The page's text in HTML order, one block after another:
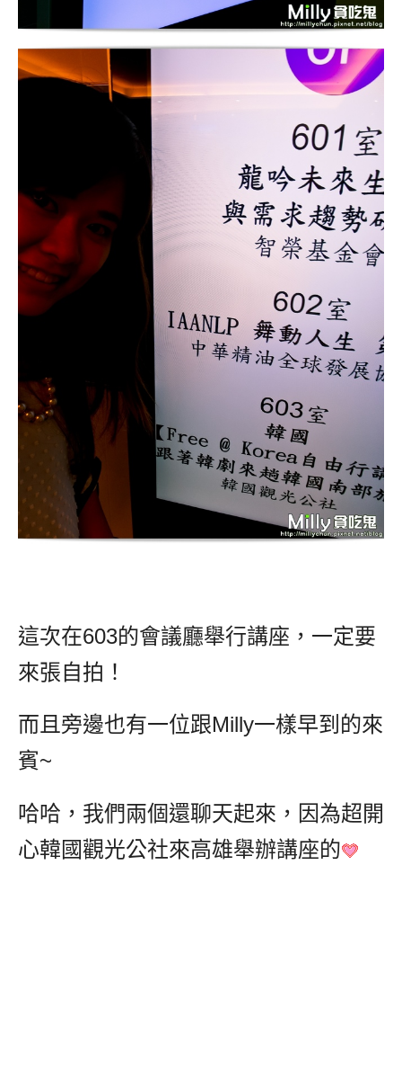
這次在603的會議廳舉行講座，一定要
來張自拍！
而且旁邊也有一位跟Milly一樣早到的來
賓~
哈哈，我們兩個還聊天起來，因為超開
心韓國觀光公社來高雄舉辦講座的